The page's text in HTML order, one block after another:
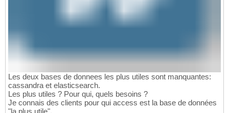
Les deux bases de donnees les plus utiles sont manquantes:
cassandra et elasticsearch.
Les plus utiles ? Pour qui, quels besoins ?
Je connais des clients pour qui access est la base de données